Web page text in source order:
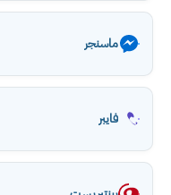
ماسنجر
فايبر